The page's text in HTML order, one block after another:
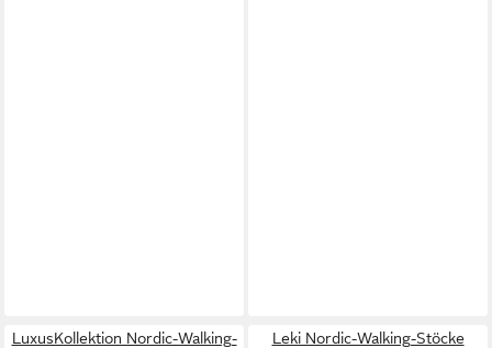
LuxusKollektion Nordic-Walking-
Leki Nordic-Walking-Stöcke